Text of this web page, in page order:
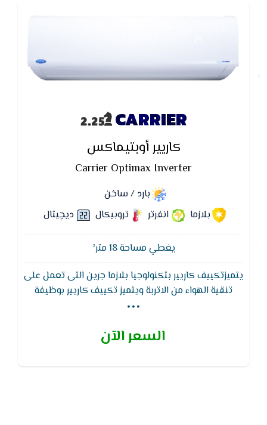
CARRIER
كاريير أوبتيماكس
Carrier Optimax Inverter
بارد / ساخن
بلازما
انفرتر تروبيكال ديچيتال
يغطي مساحة 18 متر²
يتميزتكييف كاريير بتكنولوجيا بلازما جرين التى تعمل على
تنقية الهواء من الاتربة ويتميز تكييف كاريير بوظيفة
التنظيف الذاتى لجهاز التكييف لتجفيف الـمبادل الحرارى
...
السعر الآن